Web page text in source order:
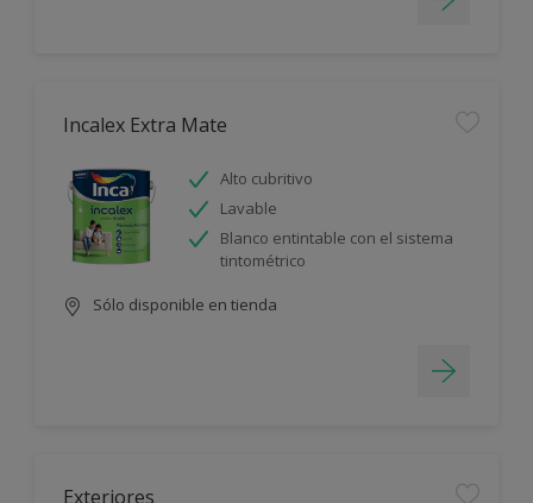
Incalex Extra Mate
Alto cubritivo
Lavable
Blanco entintable con el sistema
tintométrico
Sólo disponible en tienda
Exteriores